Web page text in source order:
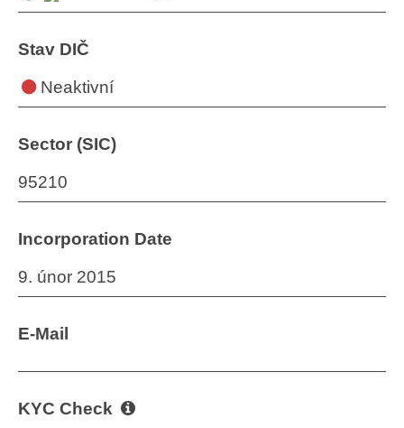
Stav DIČ
Neaktivní
Sector (SIC)
95210
Incorporation Date
9. únor 2015
E-Mail
KYC Check